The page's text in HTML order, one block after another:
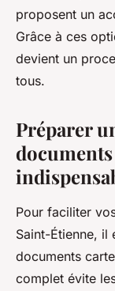
proposent un
Grâce à ces
devient un
tous.
Préparer
Pour faciliter
Saint-Étienne, il
documents
complet évite